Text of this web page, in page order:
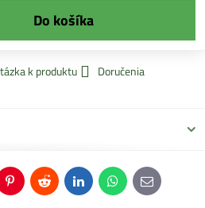
Do košíka
k produktu Doručenia
PinterestReddit LinkedInWhatsApp
E-
mail